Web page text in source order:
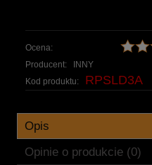
Ocena:
Producent:
INNY
Kod produktu:
RPSLD3A
Opis
Opinie o produkcie (0)